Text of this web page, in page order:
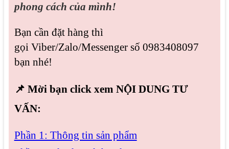
phong cách của mình!
Bạn cần đặt hàng thì
gọi Viber/Zalo/Messenger số 0983408097
bạn nhé!
📌 Mời bạn click xem NỘI DUNG TƯ
VẤN:
Phần 1: Thông tin sản phẩm